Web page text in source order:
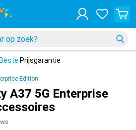
Beste Prijsgarantie
Edition
A37 5G Enterprise